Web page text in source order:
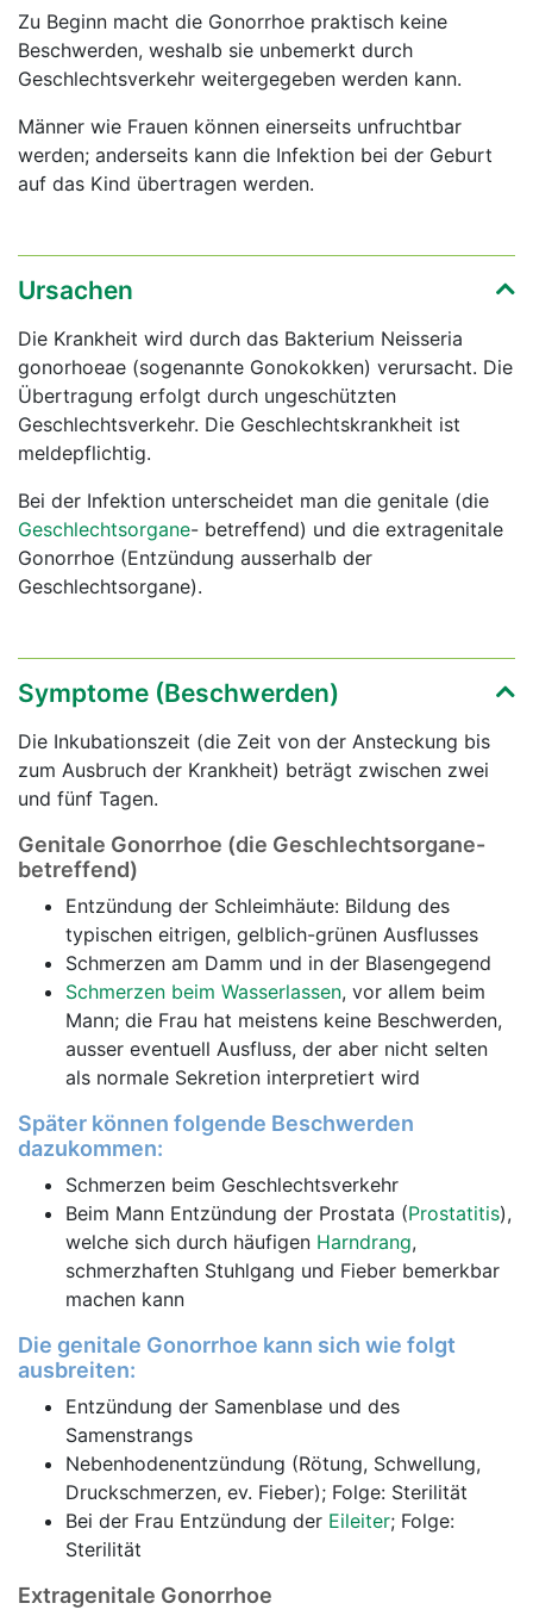
Zu Beginn macht die Gonorrhoe praktisch keine
Beschwerden, weshalb sie unbemerkt durch
Geschlechtsverkehr weitergegeben werden kann.
Männer wie Frauen können einerseits unfruchtbar
werden; anderseits kann die Infektion bei der Geburt
auf das Kind übertragen werden.
Ursachen
Die Krankheit wird durch das Bakterium Neisseria
gonorhoeae (sogenannte Gonokokken) verursacht. Die
Übertragung erfolgt durch ungeschützten
Geschlechtsverkehr. Die Geschlechtskrankheit ist
meldepflichtig.
Bei der Infektion unterscheidet man die genitale (die
Geschlechtsorgane- betreffend) und die extragenitale
Gonorrhoe (Entzündung ausserhalb der
Geschlechtsorgane).
Symptome (Beschwerden)
Die Inkubationszeit (die Zeit von der Ansteckung bis
zum Ausbruch der Krankheit) beträgt zwischen zwei
und fünf Tagen.
Genitale Gonorrhoe (die Geschlechtsorgane-
betreffend)
Entzündung der Schleimhäute: Bildung des
typischen eitrigen, gelblich-grünen Ausflusses
Schmerzen am Damm und in der Blasengegend
Schmerzen beim Wasserlassen, vor allem beim
Mann; die Frau hat meistens keine Beschwerden,
ausser eventuell Ausfluss, der aber nicht selten
als normale Sekretion interpretiert wird
Später können folgende Beschwerden
dazukommen:
Schmerzen beim Geschlechtsverkehr
Beim Mann Entzündung der Prostata (Prostatitis),
welche sich durch häufigen Harndrang,
schmerzhaften Stuhlgang und Fieber bemerkbar
machen kann
Die genitale Gonorrhoe kann sich wie folgt
ausbreiten:
Entzündung der Samenblase und des
Samenstrangs
Nebenhodenentzündung (Rötung, Schwellung,
Druckschmerzen, ev. Fieber); Folge: Sterilität
Bei der Frau Entzündung der Eileiter; Folge:
Sterilität
Extragenitale Gonorrhoe